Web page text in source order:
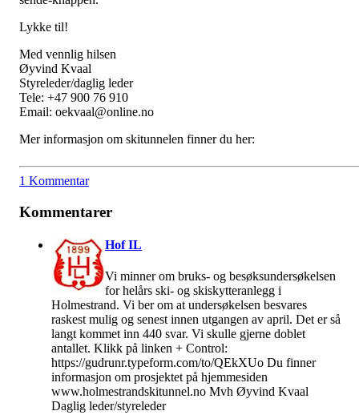
Lykke til!
Med vennlig hilsen
Øyvind Kvaal
Styreleder/daglig leder
Tele: +47 900 76 910
Email: oekvaal@online.no
Mer informasjon om skitunnelen finner du her:
1 Kommentar
Kommentarer
Hof IL
Vi minner om bruks- og besøksundersøkelsen
for helårs ski- og skiskytteranlegg i
Holmestrand. Vi ber om at undersøkelsen besvares
raskest mulig og senest innen utgangen av april. Det er så
langt kommet inn 440 svar. Vi skulle gjerne doblet
antallet. Klikk på linken + Control:
https://gudrunr.typeform.com/to/QEkXUo Du finner
informasjon om prosjektet på hjemmesiden
www.holmestrandskitunnel.no Mvh Øyvind Kvaal
Daglig leder/styreleder